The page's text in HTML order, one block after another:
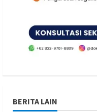
BERITA LAIN